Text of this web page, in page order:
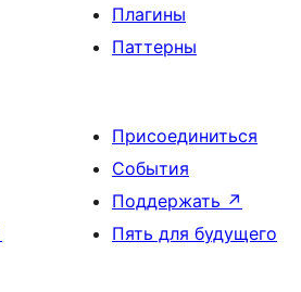
Плагины
Паттерны
Присоединиться
События
Поддержать ↗
Пять для будущего